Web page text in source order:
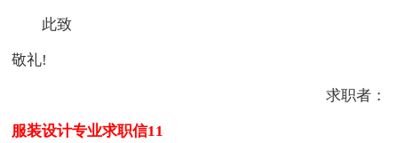
此致
敬礼!
求职者：
服装设计专业求职信11